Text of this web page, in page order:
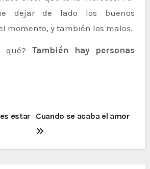
dejar de lado los buenos
momento, y también los malos.
qué? También hay personas
estar
Cuando se acaba el amor